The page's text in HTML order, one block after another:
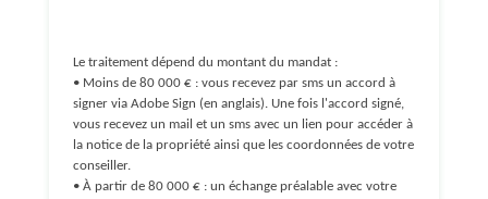
Le traitement dépend du montant du mandat :
• Moins de 80 000 € : vous recevez par sms un accord à
signer via Adobe Sign (en anglais). Une fois l'accord signé,
vous recevez un mail et un sms avec un lien pour accéder à
la notice de la propriété ainsi que les coordonnées de votre
conseiller.
• À partir de 80 000 € : un échange préalable avec votre